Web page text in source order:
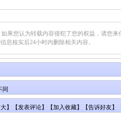
果您认为转载内容侵犯了您的权益，请您来
息核实后24小时内删除相关内容。
同
大】【发表评论】【加入收藏】【告诉好友】